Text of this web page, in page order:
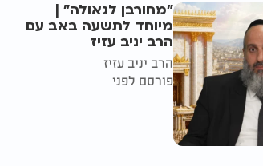
"מחורבן לגאולה" |
מיוחד לתשעה באב עם
הרב יניב עזיז
הרב יניב עזיז
פורסם לפני